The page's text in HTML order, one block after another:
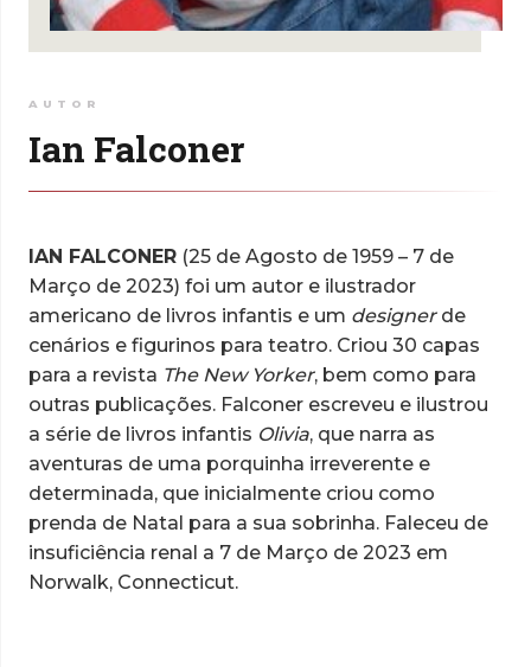
AUTOR
Ian Falconer
IAN FALCONER (25 de Agosto de 1959 – 7 de
Março de 2023) foi um autor e ilustrador
americano de livros infantis e um designerde
cenários e figurinos para teatro. Criou 30 capas
para a revista The New Yorker, bem como para
outras publicações. Falconer escreveu e ilustrou
a série de livros infantis Olivia, que narra as
aventuras de uma porquinha irreverente e
determinada, que inicialmente criou como
prenda de Natal para a sua sobrinha. Faleceu de
insuficiência renal a 7 de Março de 2023 em
Norwalk, Connecticut.